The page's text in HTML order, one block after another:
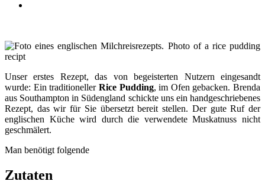
Unser erstes Rezept, das von begeisterten Nutzern eingesandt
wurde: Ein traditioneller Rice Pudding, im Ofen gebacken. Brenda
aus Southampton in Südengland schickte uns ein handgeschriebenes
Rezept, das wir für Sie übersetzt bereit stellen. Der gute Ruf der
englischen Küche wird durch die verwendete Muskatnuss nicht
geschmälert.
Man benötigt folgende
Zutaten